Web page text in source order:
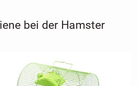
bei der Hamster